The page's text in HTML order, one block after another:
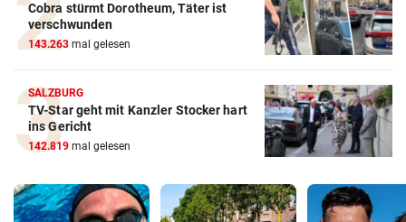
Cobra stürmt Dorotheum, Täter ist
verschwunden
143.263 mal gelesen
SALZBURG
TV-Star geht mit Kanzler Stocker hart
ins Gericht
142.819 mal gelesen